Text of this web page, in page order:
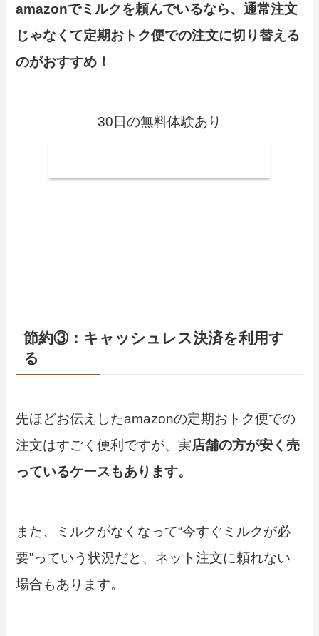
amazonでミルクを頼んでいるなら、通常注文
じゃなくて定期おトク便での注文に切り替える
のがおすすめ！
30日の無料体験あり
節約③：キャッシュレス決済を利用す
る
先ほどお伝えしたamazonの定期おトク便での
注文はすごく便利ですが、実店舗の方が安く売
っているケースもあります。
また、ミルクがなくなって“今すぐミルクが必
要”っていう状況だと、ネット注文に頼れない
場合もあります。